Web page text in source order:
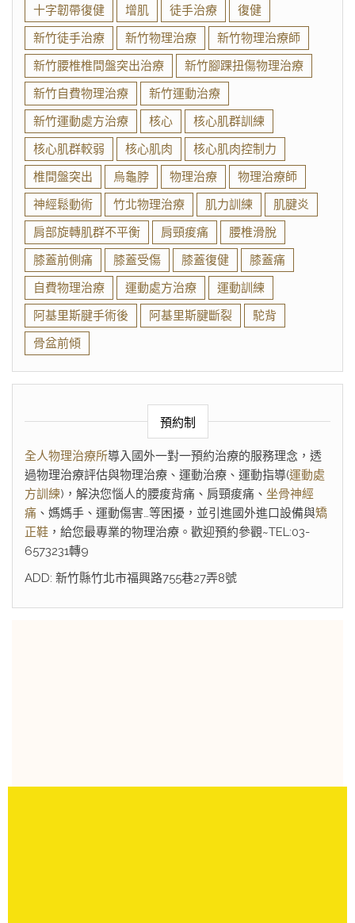
十字韌帶復健 增肌 徒手治療
復健
新竹徒手治療
新竹物理治療
新竹物理治療師
新竹腰椎椎間盤突出治療
新竹腳踝扭傷物理治療
新竹自費物理治療
新竹運動治療
新竹運動處方治療
核心
核心肌群訓練
核心肌群較弱
核心肌肉
核心肌肉控制力
椎間盤突出
烏龜脖 物理治療
物理治療師
神經鬆動術
竹北物理治療 肌力訓練
肌腱炎
肩部旋轉肌群不平衡
肩頸痠痛
腰椎滑脫
膝蓋前側痛
膝蓋受傷 膝蓋復健
膝蓋痛
自費物理治療
運動處方治療
運動訓練
阿基里斯腱手術後
阿基里斯腱斷裂
駝背
骨盆前傾
預約制
全人物理治療所導入國外一對一預約治療的服務理念，透
過物理治療評估與物理治療、運動治療、運動指導(運動處
方訓練)，解決您惱人的腰痠背痛、肩頸痠痛、 坐骨神經
痛 、媽媽手、運動傷害…等困擾，並引進國外進口設備與矯
正鞋 ，給您最專業的物理治療。歡迎預約參觀~TEL:03-
6573231轉9
ADD: 新竹縣竹北市福興路755巷27弄8號